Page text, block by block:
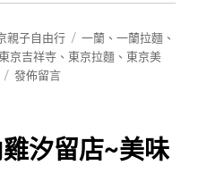
親子自由行
標
籤
一蘭 、一蘭拉麵 、
東京吉祥寺 、 東京拉麵 、 東京美
在
一
發佈留言
汐留店~美味